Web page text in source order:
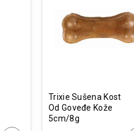
Trixie Sušena Kost
Od Goveđe Kože
5cm/8g